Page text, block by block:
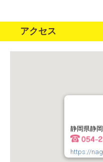
アクセス
静岡県静
https://